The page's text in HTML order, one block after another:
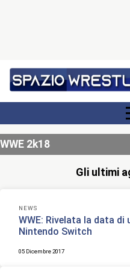
WWE 2k18
Gli ultimi
NEWS
WWE: Rivelata la data di
Nintendo Switch
05 Dicembre 2017